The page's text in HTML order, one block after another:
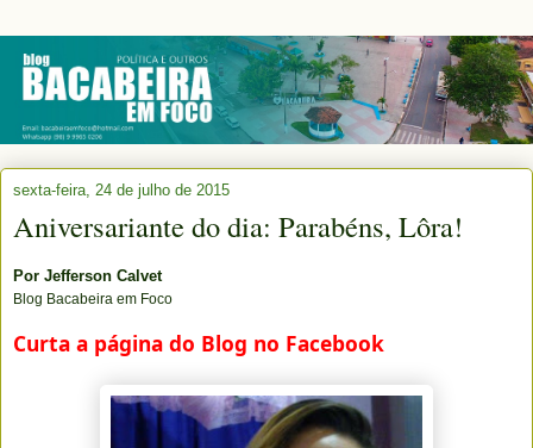
sexta-feira, 24 de julho de 2015
Aniversariante do dia: Parabéns, Lôra!
Por Jefferson Calvet
Blog Bacabeira em Foco
Curta a página do Blog no Facebook